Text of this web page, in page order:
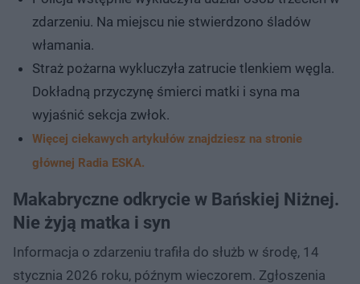
zdarzeniu. Na miejscu nie stwierdzono śladów
włamania.
Straż pożarna wykluczyła zatrucie tlenkiem węgla.
Dokładną przyczynę śmierci matki i syna ma
wyjaśnić sekcja zwłok.
Więcej ciekawych artykułów znajdziesz na stronie
głównej Radia ESKA.
Makabryczne odkrycie w Bańskiej Niżnej.
Nie żyją matka i syn
Informacja o zdarzeniu trafiła do służb w środę, 14
stycznia 2026 roku, późnym wieczorem. Zgłoszenia